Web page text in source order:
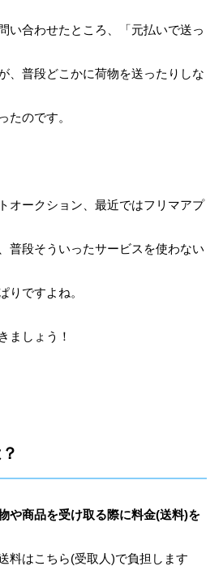
い合わせたところ、「元払いで送っ
、普段どこかに荷物を送ったりしな
たのです。
オークション、最近ではフリマアプ
普段そういったサービスを使わない
りですよね。
ましょう！
や商品を受け取る際に料金(送料)を
料はこちら(受取人)で負担します